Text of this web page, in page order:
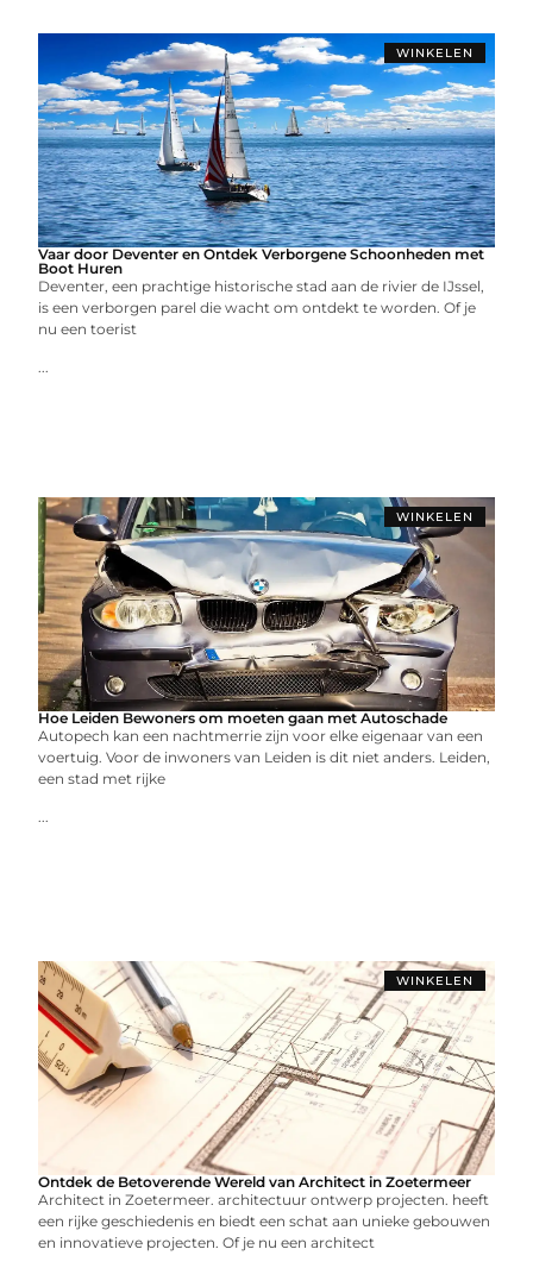
WINKELEN
Vaar door Deventer en Ontdek Verborgene Schoonheden met
Boot Huren
Deventer, een prachtige historische stad aan de rivier de IJssel,
is een verborgen parel die wacht om ontdekt te worden. Of je
nu een toerist
...
WINKELEN
Hoe Leiden Bewoners om moeten gaan met Autoschade
Autopech kan een nachtmerrie zijn voor elke eigenaar van een
voertuig. Voor de inwoners van Leiden is dit niet anders. Leiden,
een stad met rijke
...
WINKELEN
Ontdek de Betoverende Wereld van Architect in Zoetermeer
Architect in Zoetermeer. architectuur ontwerp projecten. heeft
een rijke geschiedenis en biedt een schat aan unieke gebouwen
en innovatieve projecten. Of je nu een architect